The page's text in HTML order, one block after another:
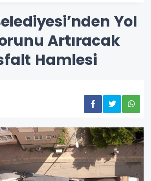
Yol
Artıracak
Hamlesi